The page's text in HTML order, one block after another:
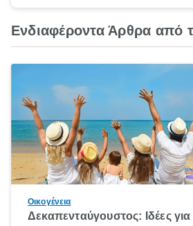
Ενδιαφέροντα Άρθρα από
Οικογένεια
Δεκαπενταύγουστος: Ιδέες για